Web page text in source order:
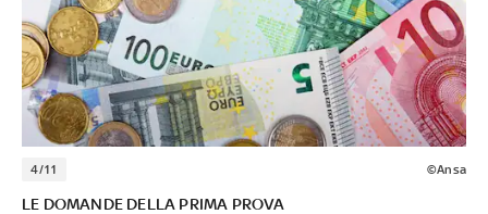
4/11 ©Ansa
LE DOMANDE DELLA PRIMA PROVA